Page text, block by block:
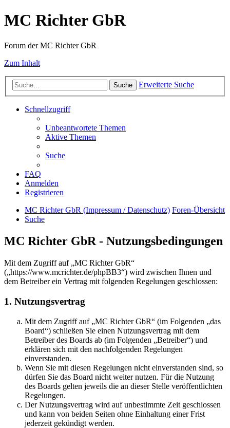
MC Richter GbR
Forum der MC Richter GbR
Zum Inhalt
Suche Erweiterte Suche
Schnellzugriff
Unbeantwortete Themen
Aktive Themen
Suche
FAQ
Anmelden
Registrieren
MC Richter GbR (Impressum / Datenschutz) Foren-Übersicht
Suche
MC Richter GbR - Nutzungsbedingungen
Mit dem Zugriff auf „MC Richter GbR“
(„https://www.mcrichter.de/phpBB3“) wird zwischen Ihnen und
dem Betreiber ein Vertrag mit folgenden Regelungen geschlossen:
1. Nutzungsvertrag
Mit dem Zugriff auf „MC Richter GbR“ (im Folgenden „das
Board“) schließen Sie einen Nutzungsvertrag mit dem
Betreiber des Boards ab (im Folgenden „Betreiber“) und
erklären sich mit den nachfolgenden Regelungen
einverstanden.
Wenn Sie mit diesen Regelungen nicht einverstanden sind, so
dürfen Sie das Board nicht weiter nutzen. Für die Nutzung
des Boards gelten jeweils die an dieser Stelle veröffentlichten
Regelungen.
Der Nutzungsvertrag wird auf unbestimmte Zeit geschlossen
und kann von beiden Seiten ohne Einhaltung einer Frist
jederzeit gekündigt werden.